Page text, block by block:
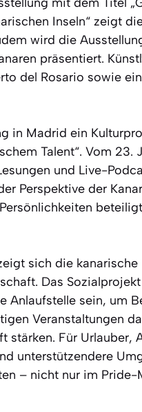
Inseln“ zeigt
wird die
präsentiert.
del Rosario sowie
in Madrid ein
Talent“. Vom
und Live-
Perspektive der
sich die
Das
Anlaufstelle sein, um
Veranstaltungen
Für Urlauber,
unterstützendere
– nicht nur im